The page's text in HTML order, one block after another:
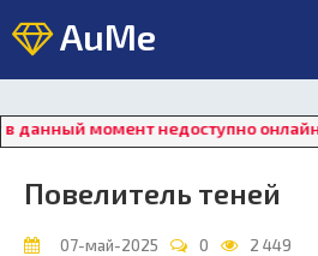
AuMe
момент недоступно онлайн
Повелитель теней
07-май-2025 0 2 449